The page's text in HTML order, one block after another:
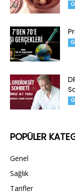
POPÜLER
Genel
Sağlık
Tarifler